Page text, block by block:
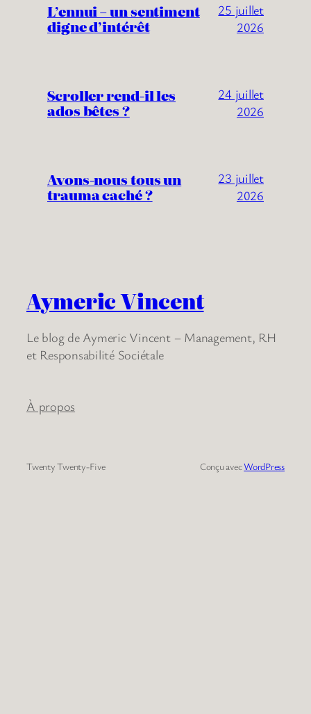
L’ennui – un sentiment
digne d’intérêt
25 juillet
2026
Scroller rend-il les
ados bêtes ?
24 juillet
2026
Avons-nous tous un
trauma caché ?
23 juillet
2026
Aymeric Vincent
Le blog de Aymeric Vincent – Management, RH
et Responsabilité Sociétale
À propos
Twenty Twenty-Five Conçu avecWordPress